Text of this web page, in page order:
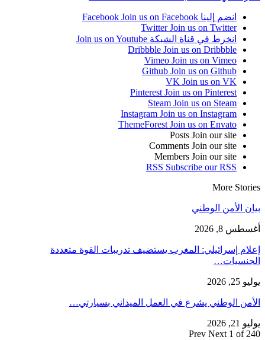
انضم إلينا Facebook Join us on Facebook
Twitter Join us on Twitter
انخرط في قناة الشبكة Join us on Youtube
Dribbble Join us on Dribbble
Vimeo Join us on Vimeo
Github Join us on Github
VK Join us on VK
Pinterest Join us on Pinterest
Steam Join us on Steam
Instagram Join us on Instagram
ThemeForest Join us on Envato
Posts Join our site
Comments Join our site
Members Join our site
RSS Subscribe our RSS
More Stories
بيان الأمن الوطني
أغسطس 8, 2026
إعلام إسرائيلي: المغرب يستضيف تدريبات القوة متعددة
الجنسيات…
يوليو 25, 2026
الأمن الوطني يشرع في العمل الميداني بسيارتي…
يوليو 21, 2026
Prev Next 1 of 240